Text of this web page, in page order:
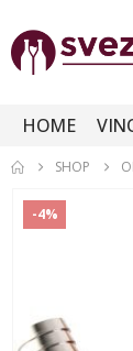
HOME
SHOP
-4%